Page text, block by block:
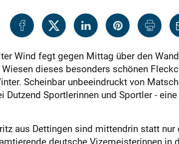
Wind fegt gegen Mittag über den
dieses besonders schönen
Scheinbar unbeeindruckt von
Sportlerinnen und Sportler -
aus Dettingen sind mittendrin statt